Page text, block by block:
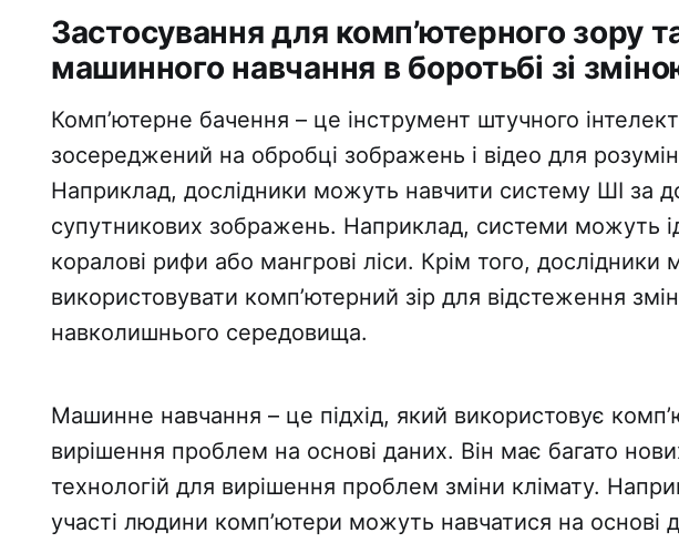
Застосування для комп’ютерного зору
машинного навчання в боротьбі зі
Комп’ютерне бачення – це інструмент штучного
зосереджений на обробці зображень і відео для
Наприклад, дослідники можуть навчити систему ШІ за
супутникових зображень. Наприклад, системи можуть
коралові рифи або мангрові ліси. Крім того, дослідники
використовувати комп’ютерний зір для відстеження змін
навколишнього середовища.
Машинне навчання – це підхід, який використовує
вирішення проблем на основі даних. Він має багато
технологій для вирішення проблем зміни клімату.
участі людини комп’ютери можуть навчатися на основі